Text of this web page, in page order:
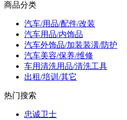
商品分类
汽车/用品/配件/改装
汽车用品/内饰品
汽车外饰品/加装装潢/防护
汽车美容/保养/维修
车用清洗用品/清洗工具
出租/培训/其它
热门搜索
忠诚卫士